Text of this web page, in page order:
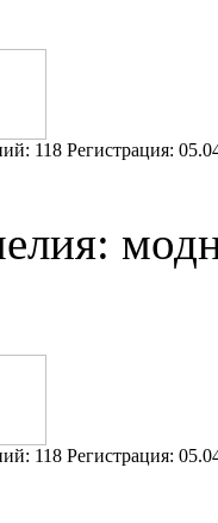
118 Регистрация:
118 Регистрация: